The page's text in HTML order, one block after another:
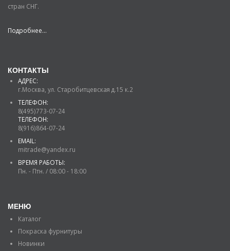
стран СНГ.
Подробнее...
КОНТАКТЫ
АДРЕС:
г.Москва, ул. Старобитцевская д.15 к.2
ТЕЛЕФОН:
8(495)773-07-24
ТЕЛЕФОН:
8(916)864-07-24
EMAIL:
mitrade@yandex.ru
ВРЕМЯ РАБОТЫ:
Пн. - Птн. / 08:00 - 18:00
МЕНЮ
Каталог
Покраска фурнитуры
Новинки